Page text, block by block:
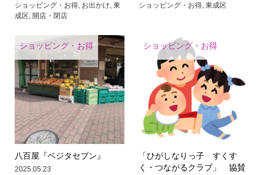
ショッピング・お得, お出かけ 東
成区, 開店・閉店
ショッピング・お得 ,東成区
ショッピング・お得
八百屋『ベジタセブン』
2025.05.23
ショッピング・お得
「ひがしなりっ子 すくす
く・つながるクラブ」 協賛